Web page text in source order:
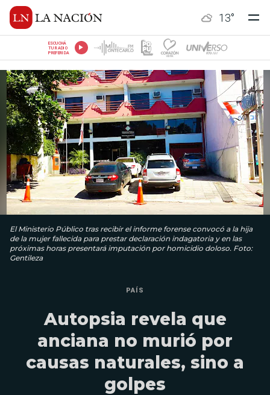
13°
ESCUCHÁ
TU RADIO
PREFERIDA
El Ministerio Público tras recibir el informe forense convocó a la hija
de la mujer fallecida para prestar declaración indagatoria y en las
próximas horas presentará imputación por homicidio doloso. Foto:
Gentileza
PAÍS
Autopsia revela que
anciana no murió por
causas naturales, sino a
golpes